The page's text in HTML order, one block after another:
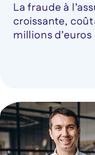
La fraude à
croissante,
millions